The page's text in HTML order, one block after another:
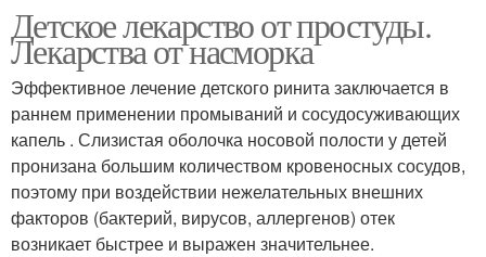
Травы от кашля
кашля
Кашель для детей
Детское лекарство от простуды.
Лекарства от насморка
Эффективное лечение детского ринита заключается в
раннем применении промываний и сосудосуживающих
капель . Слизистая оболочка носовой полости у детей
пронизана большим количеством кровеносных сосудов,
поэтому при воздействии нежелательных внешних
факторов (бактерий, вирусов, аллергенов) отек
возникает быстрее и выражен значительнее.